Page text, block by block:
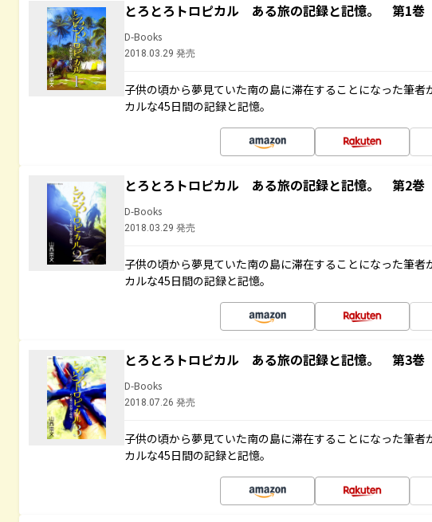
とろとろトロピカル ある旅の記録と記憶。 第1巻
D-Books
2018.03.29 発売
子供の頃から夢見ていた南の島に滞在することになった筆者
カルな45日間の記録と記憶。
とろとろトロピカル ある旅の記録と記憶。 第2巻
D-Books
2018.03.29 発売
子供の頃から夢見ていた南の島に滞在することになった筆者
カルな45日間の記録と記憶。
とろとろトロピカル ある旅の記録と記憶。 第3巻
D-Books
2018.07.26 発売
子供の頃から夢見ていた南の島に滞在することになった筆者
カルな45日間の記録と記憶。